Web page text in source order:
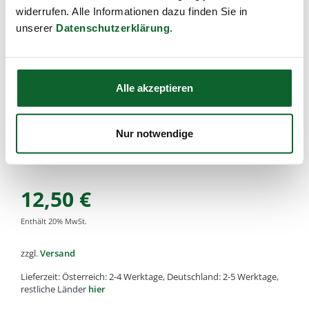
widerrufen. Alle Informationen dazu finden Sie in
unserer Datenschutzerklärung.
Alle akzeptieren
Nur notwendige
Eignung: sehr harte kurze Sisal-Borste (vegan) für hartnäckigen
Schmutz
bestehen aus natürlichen Rohstoffen. Daher kann es zu
kleinen Unterschieden in der Holz-Farbe, Struktur oder
Diese Abweichungen machen aus jedem Stück ein
hochwertiges Unikat und sind kein Reklamationsgrund!
12,50 €
Enthält 20% MwSt.
zzgl.Versand
Lieferzeit: Österreich: 2-4 Werktage, Deutschland: 2-5 Werktage,
restliche Länder hier